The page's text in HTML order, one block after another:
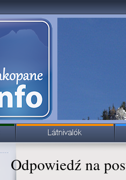
Odpowiedź na